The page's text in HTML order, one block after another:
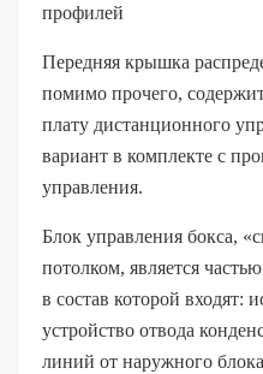
профилей
Передняя крышка
помимо прочего,
плату дистанционного
вариант в комплекте с
управления.
Блок управления бокса,
потолком, является
в состав которой входят:
устройство отвода
линий от наружного